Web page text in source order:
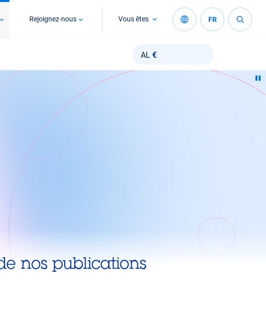
Rejoignez-nous Vous êtes FR
AL €
nos publications